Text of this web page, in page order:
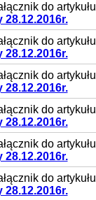
do artykułu
28.12.2016r.
do artykułu
28.12.2016r.
do artykułu
28.12.2016r.
do artykułu
28.12.2016r.
do artykułu
28.12.2016r.
do artykułu
28.12.2016r.